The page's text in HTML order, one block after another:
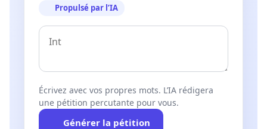
Propulsé par l’IA
Écrivez avec vos propres mots. L’IA rédigera
une pétition percutante pour vous.
Générer la pétition